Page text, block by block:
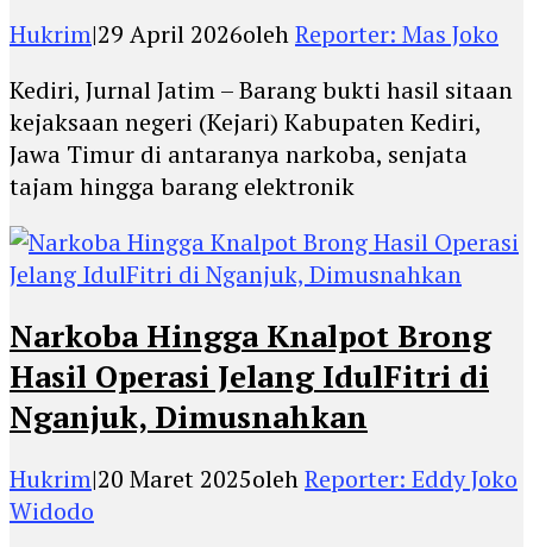
Hukrim|29 April 2026olehReporter: Mas Joko
Kediri, Jurnal Jatim – Barang bukti hasil sitaan
kejaksaan negeri (Kejari) Kabupaten Kediri,
Jawa Timur di antaranya narkoba, senjata
tajam hingga barang elektronik
Narkoba Hingga Knalpot Brong
Hasil Operasi Jelang IdulFitri di
Nganjuk, Dimusnahkan
Hukrim|20 Maret 2025olehReporter: Eddy Joko
Widodo